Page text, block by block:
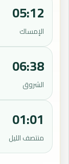
05:12
الإمساك
06:38
الشروق
01:01
منتصف الليل